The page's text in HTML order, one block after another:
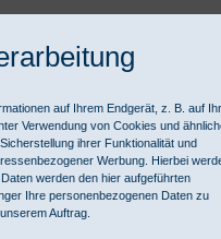
www.derungs.swiss/de,
auf Ihrem Endgerät, z. B. auf
Verwendung von Cookies und
ihrer Funktionalität und
Werbung. Hierbei
werden den hier aufgeführten
Ihre personenbezogenen Daten zu
Auftrag.